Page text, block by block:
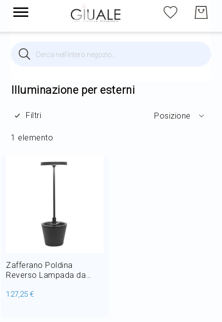
CercaBrands
Illuminazione per interni
Illuminazione per esterni
Home Decor
Outlet
Il mio Account
Illuminazione per esterni
1 elemento
Filtri Posizione
Zafferano Poldina
Reverso Lampada da
2,3W H 35 cm
127,25 €